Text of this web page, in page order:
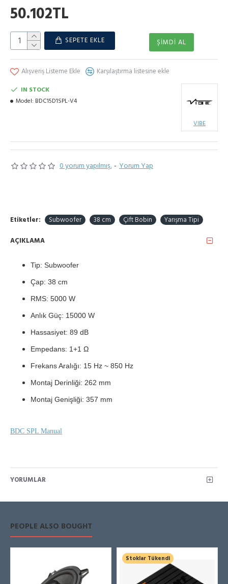
IN STOCK
Model: BDC15D1SPL-V4
VIBE
0 yorum yapılmış. - Yorum Yap
50.102TL
SEPETE EKLE ŞIMDI AL
Alışveriş Listeme Ekle Karşılaştırma listesine ekle
Etiketler: Subwoofer 38 cm Çift Bobin Yarışma Tipi
AÇIKLAMA
Tip: Subwoofer
Çap: 38 cm
RMS: 5000 W
Anlık Güç: 15000 W
Hassasiyet: 89 dB
Empedans: 1+1 Ω
Frekans Aralığı: 15 Hz ~ 850 Hz
Montaj Derinliği: 262 mm
Montaj Genişliği: 357 mm
BDC SPL Manual
YORUMLAR
PEOPLE ALSO BOUGHT
Stoklar Tükendi